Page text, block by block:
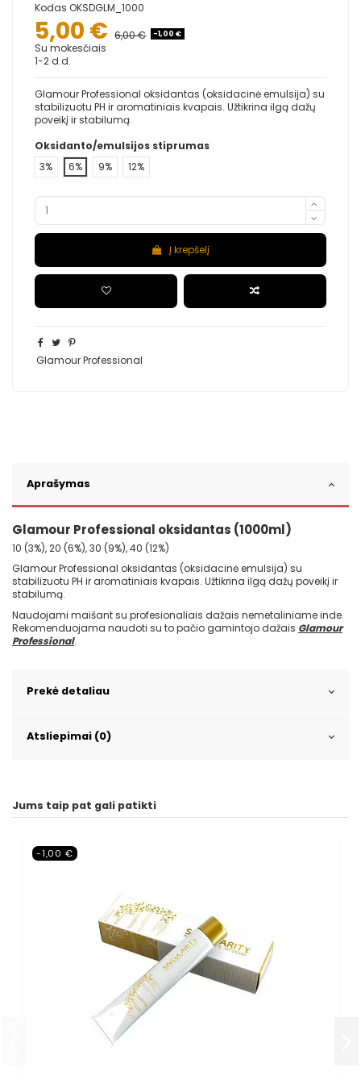
Kodas OKSDGLM_1000
5,00 € 6,00 € -1,00 €
Su mokesčiais
1-2 d.d.
Glamour Professional oksidantas (oksidacinė emulsija) su
stabilizuotu PH ir aromatiniais kvapais. Užtikrina ilgą dažų
poveikį ir stabilumą.
Oksidanto/emulsijos stiprumas
3%
6% 9% 12%
Į krepšelį
Glamour Professional
Aprašymas
Glamour Professional oksidantas (1000ml)
10 (3%), 20 (6%), 30 (9%), 40 (12%)
Glamour Professional oksidantas (oksidacinė emulsija) su
stabilizuotu PH ir aromatiniais kvapais. Užtikrina ilgą dažų poveikį ir
stabilumą.
Naudojami maišant su profesionaliais dažais nemetaliniame inde.
Rekomenduojama naudoti su to pačio gamintojo dažais Glamour
Professional.
Prekė detaliau
Atsliepimai (0)
Jums taip pat gali patikti
-1,00 €